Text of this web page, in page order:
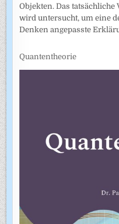
Objekten. Das
wird untersucht, um eine
Denken angepasste
Quantentheorie